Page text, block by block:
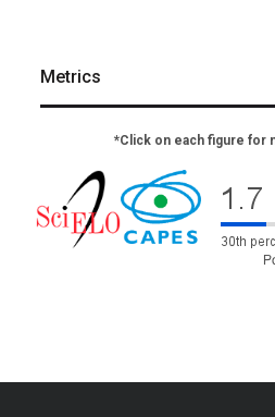
Metrics
*Click on each figure for